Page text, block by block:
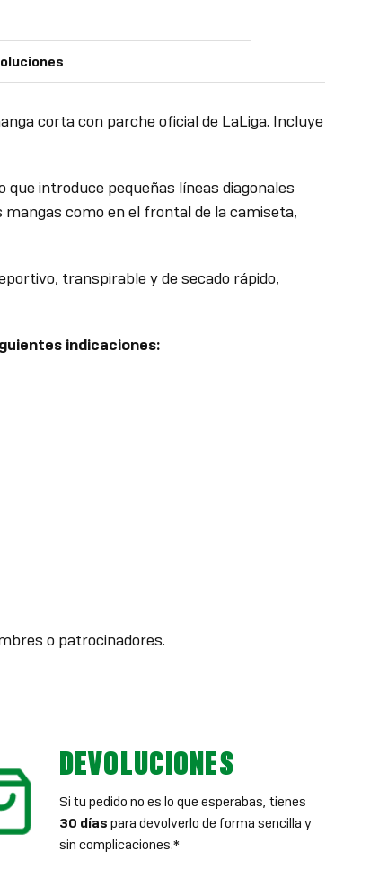
corta con parche oficial de LaLiga. Incluye
introduce pequeñas líneas diagonales
como en el frontal de la camiseta,
transpirable y de secado rápido,
indicaciones:
o patrocinadores.
DEVOLUCIONES
Si tu pedido no es lo que esperabas, tienes
30 días para devolverlo de forma sencilla y
sin complicaciones.*